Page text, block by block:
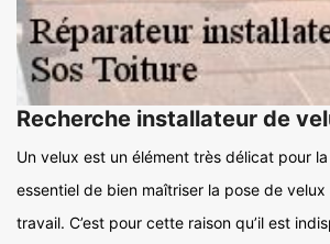
Recherche installateur de
Un velux est un élément très délicat pour
essentiel de bien maîtriser la pose de
travail. C’est pour cette raison qu’il est